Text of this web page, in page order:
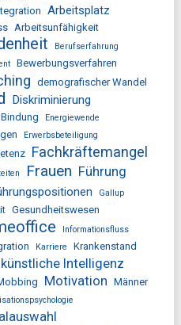
Arbeitsplatz
Arbeitsunfähigkeit
Berufserfahrung
Bewerbungsverfahren
demografischer Wandel
Diskriminierung
Energiewende
Erwerbsbeteiligung
Fachkräftemangel
Frauen Führung
Gallup
Gesundheitswesen
Informationsfluss
Karriere
Krankenstand
künstliche Intelligenz
Motivation Männer